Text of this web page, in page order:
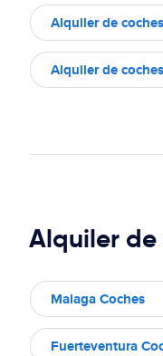
Alquiler de
Alquiler de
Alquiler de
Malaga Coches
Fuerteventura